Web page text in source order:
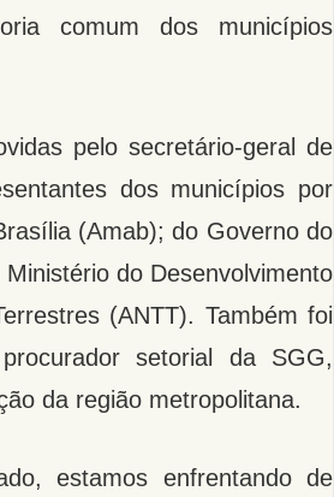
comum dos municípios
pelo secretário-geral de
dos municípios por
(Amab); do Governo do
do Desenvolvimento
(ANTT). Também foi
setorial da SGG,
da região metropolitana.
estamos enfrentando de